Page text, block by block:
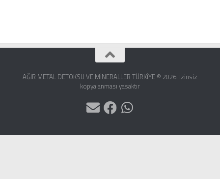
AĞIR METAL DETOKSU VE MİNERALLER TÜRKİYE © 2026. İzinsiz
kopyalanması yasaktır